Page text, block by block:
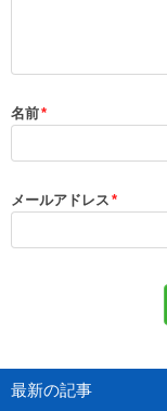
名前*
メールアドレス *
最新の記事